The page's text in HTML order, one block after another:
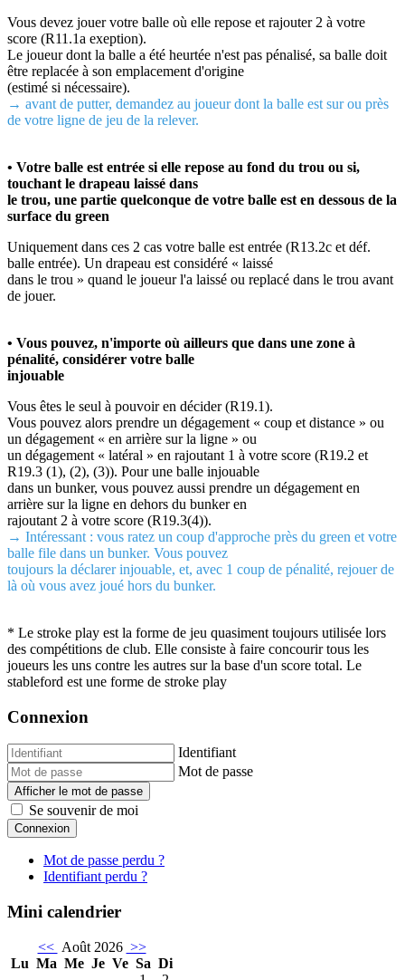
Vous devez jouer votre balle où elle repose et rajouter 2 à votre
score (R11.1a exeption).
Le joueur dont la balle a été heurtée n'est pas pénalisé, sa balle doit
être replacée à son emplacement d'origine
(estimé si nécessaire).
→ avant de putter, demandez au joueur dont la balle est sur ou près
de votre ligne de jeu de la relever.
• Votre balle est entrée si elle repose au fond du trou ou si,
touchant le drapeau laissé dans
le trou, une partie quelconque de votre balle est en dessous de la
surface du green
Uniquement dans ces 2 cas votre balle est entrée (R13.2c et déf.
balle entrée). Un drapeau est considéré « laissé
dans le trou » quand le joueur l'a laissé ou replacé dans le trou avant
de jouer.
• Vous pouvez, n'importe où ailleurs que dans une zone à
pénalité, considérer votre balle
injouable
Vous êtes le seul à pouvoir en décider (R19.1).
Vous pouvez alors prendre un dégagement « coup et distance » ou
un dégagement « en arrière sur la ligne » ou
un dégagement « latéral » en rajoutant 1 à votre score (R19.2 et
R19.3 (1), (2), (3)). Pour une balle injouable
dans un bunker, vous pouvez aussi prendre un dégagement en
arrière sur la ligne en dehors du bunker en
rajoutant 2 à votre score (R19.3(4)).
→ Intéressant : vous ratez un coup d'approche près du green et votre
balle file dans un bunker. Vous pouvez
toujours la déclarer injouable, et, avec 1 coup de pénalité, rejouer de
là où vous avez joué hors du bunker.
* Le stroke play est la forme de jeu quasiment toujours utilisée lors
des compétitions de club. Elle consiste à faire concourir tous les
joueurs les uns contre les autres sur la base d'un score total. Le
stableford est une forme de stroke play
Connexion
Identifiant
Mot de passe
Afficher le mot de passe
Se souvenir de moi
Connexion
Mot de passe perdu ?
Identifiant perdu ?
Mini calendrier
<< Août 2026 >>
Lu Ma Me Je Ve Sa Di